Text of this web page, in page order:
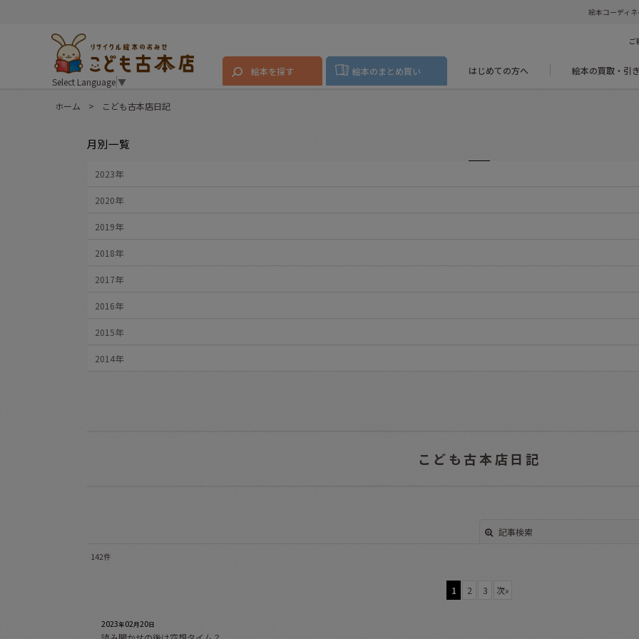
絵本コーディ
Select Language▼
ご
絵本を探す 絵本のまとめ買い はじめての方へ 絵本の買取・引
ホーム > こども古本店日記
こども古本店日記
記事検索
142件
1 2 3 次»
2023年02月20日
月別一覧
2023年
2020年
2019年
2018年
2017年
2016年
2015年
2014年